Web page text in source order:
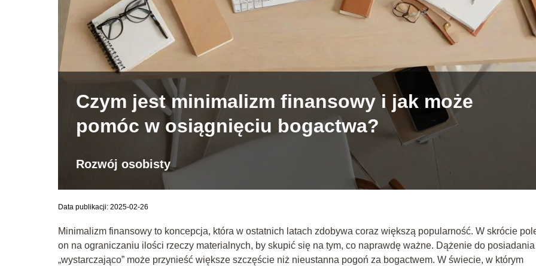
Czym jest minimalizm finansowy i jak może
pomóc w osiągnięciu bogactwa?
Rozwój osobisty
Data publikacji: 2025-02-26
Minimalizm finansowy to koncepcja, która w ostatnich latach zdobywa coraz większą popularność. W skrócie
on na ograniczaniu ilości rzeczy materialnych, by skupić się na tym, co naprawdę ważne. Dążenie do posiadania
„wystarczająco” może przynieść większe szczęście niż nieustanna pogoń za bogactwem. W świecie, w którym